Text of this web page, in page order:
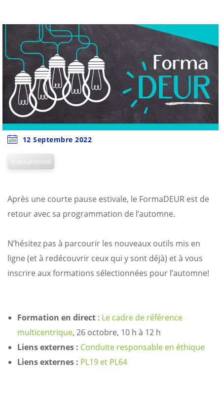
12 Septembre 2022
Institutionnel
Après une courte pause estivale, le FormaDEUR est de
retour avec sa programmation de l’automne.
N’hésitez pas à parcourir les nouveaux outils mis en
ligne (et à redécouvrir ceux qui y sont déjà) et à vous
inscrire aux formations sélectionnées pour l’automne!
Formation en direct : Le cadre de référence
multicentrique, 26 octobre, 10 h à 12 h
Liens externes : Conduite responsable en éthique
Liens externes : PL19 et PL64